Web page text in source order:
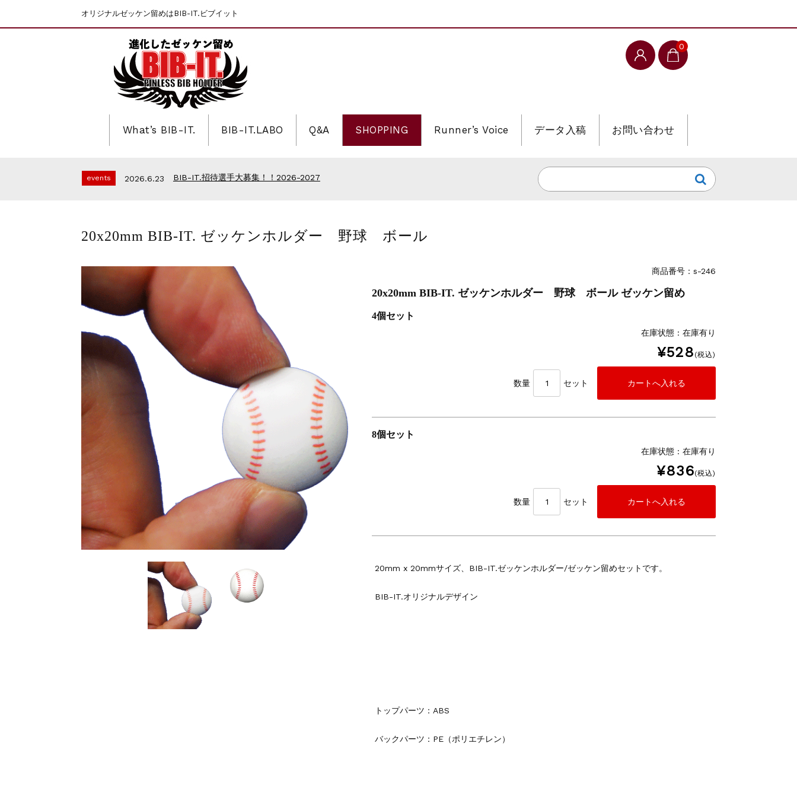
オリジナルゼッケン留めはBIB-IT.ビブイット
0
What’s BIB-IT. BIB-IT.LABO Q&A SHOPPING Runner’s Voice データ入稿 お問い合わせ
events 第46回 丹波篠山ABCマラソン
events 2026.6.23 BIB-IT.招待選手大募集！！2026-2027
events 2026.7.8 上尾シティハーフマラソン2026 記念Tシャツ
events 2026.3.26 BIB-IT.のZERO WASTE
events 2026.2.2 仙台国際ハーフマラソン2026 大会オリジナルビブス留め
events 2025.10.1 第46回 丹波篠山ABCマラソン
20x20mm BIB-IT. ゼッケンホルダー 野球 ボール
商品番号：s-246
20x20mm BIB-IT. ゼッケンホルダー 野球 ボール ゼッケン留め
4個セット
在庫状態 : 在庫有り
¥528 (税込)
数量 セット
8個セット
在庫状態 : 在庫有り
¥836(税込)
数量 セット
20mm x 20mmサイズ、BIB-IT.ゼッケンホルダー/ゼッケン留めセットです。
BIB-IT.オリジナルデザイン
トップパーツ：ABS
バックパーツ：PE（ポリエチレン）